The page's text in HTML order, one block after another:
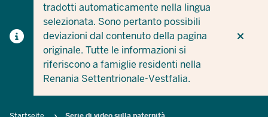
tradotti automaticamente nella lingua
selezionata. Sono pertanto possibili
deviazioni dal contenuto della pagina
originale. Tutte le informazioni si
riferiscono a famiglie residenti nella
Renania Settentrionale-Vestfalia.